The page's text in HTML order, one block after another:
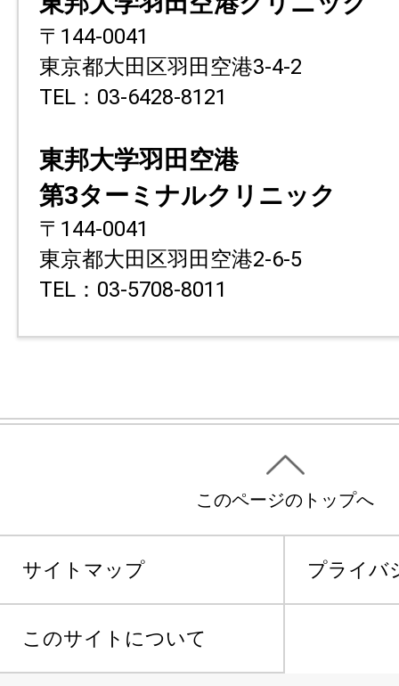
〒144-0041
東京都大田区羽田空港3-4-2
TEL：03-6428-8121
東邦大学羽田空港
第3ターミナルクリニック
〒144-0041
東京都大田区羽田空港2-6-5
TEL：03-5708-8011
このページのトップへ
サイトマップ プライバ
このサイトについて